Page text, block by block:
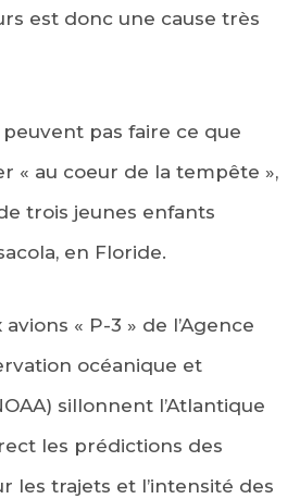
est donc une cause très
pas faire ce que
« au coeur de la tempête »,
trois jeunes enfants
en Floride.
« P-3 » de l’Agence
océanique et
sillonnent l’Atlantique
les prédictions des
les trajets et l’intensité des